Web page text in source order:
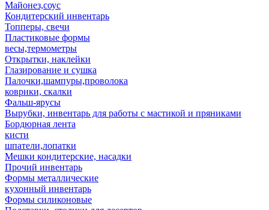
Майонез,соус
Кондитерский инвентарь
Топперы, свечи
Пластиковые формы
весы,термометры
Открытки, наклейки
Глазирование и сушка
Палочки,шампуры,проволока
коврики, скалки
Фальш-ярусы
Вырубки, инвентарь для работы с мастикой и пряниками
Бордюрная лента
кисти
шпатели,лопатки
Мешки кондитерские, насадки
Прочий инвентарь
Формы металлические
кухонный инвентарь
Формы силиконовые